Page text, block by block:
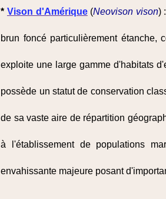
* Vison d'Amérique(Neovison vison)
brun foncé particulièrement étanche,
exploite une large gamme d'habitats
possède un statut de conservation
de sa vaste aire de répartition
à l'établissement de populations
envahissante majeure posant